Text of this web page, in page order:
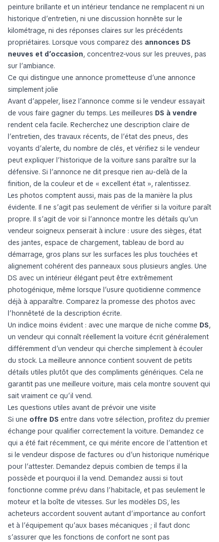
peinture brillante et un intérieur tendance ne remplacent ni un
historique d’entretien, ni une discussion honnête sur le
kilométrage, ni des réponses claires sur les précédents
propriétaires. Lorsque vous comparez des annonces DS
neuves et d’occasion, concentrez-vous sur les preuves, pas
sur l’ambiance.
Ce qui distingue une annonce prometteuse d’une annonce
simplement jolie
Avant d’appeler, lisez l’annonce comme si le vendeur essayait
de vous faire gagner du temps. Les meilleures DS à vendre
rendent cela facile. Recherchez une description claire de
l’entretien, des travaux récents, de l’état des pneus, des
voyants d’alerte, du nombre de clés, et vérifiez si le vendeur
peut expliquer l’historique de la voiture sans paraître sur la
défensive. Si l’annonce ne dit presque rien au-delà de la
finition, de la couleur et de « excellent état », ralentissez.
Les photos comptent aussi, mais pas de la manière la plus
évidente. Il ne s’agit pas seulement de vérifier si la voiture paraît
propre. Il s’agit de voir si l’annonce montre les détails qu’un
vendeur soigneux penserait à inclure : usure des sièges, état
des jantes, espace de chargement, tableau de bord au
démarrage, gros plans sur les surfaces les plus touchées et
alignement cohérent des panneaux sous plusieurs angles. Une
DS avec un intérieur élégant peut être extrêmement
photogénique, même lorsque l’usure quotidienne commence
déjà à apparaître. Comparez la promesse des photos avec
l’honnêteté de la description écrite.
Un indice moins évident : avec une marque de niche comme DS,
un vendeur qui connaît réellement la voiture écrit généralement
différemment d’un vendeur qui cherche simplement à écouler
du stock. La meilleure annonce contient souvent de petits
détails utiles plutôt que des compliments génériques. Cela ne
garantit pas une meilleure voiture, mais cela montre souvent qui
sait vraiment ce qu’il vend.
Les questions utiles avant de prévoir une visite
Si une offre DS entre dans votre sélection, profitez du premier
échange pour qualifier correctement la voiture. Demandez ce
qui a été fait récemment, ce qui mérite encore de l’attention et
si le vendeur dispose de factures ou d’un historique numérique
pour l’attester. Demandez depuis combien de temps il la
possède et pourquoi il la vend. Demandez aussi si tout
fonctionne comme prévu dans l’habitacle, et pas seulement le
moteur et la boîte de vitesses. Sur les modèles DS, les
acheteurs accordent souvent autant d’importance au confort
et à l’équipement qu’aux bases mécaniques ; il faut donc
s’assurer que les fonctions de confort ne sont pas